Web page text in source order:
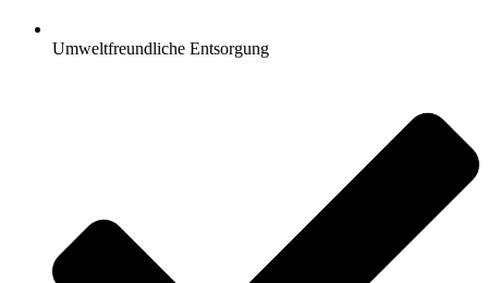
Umweltfreundliche Entsorgung